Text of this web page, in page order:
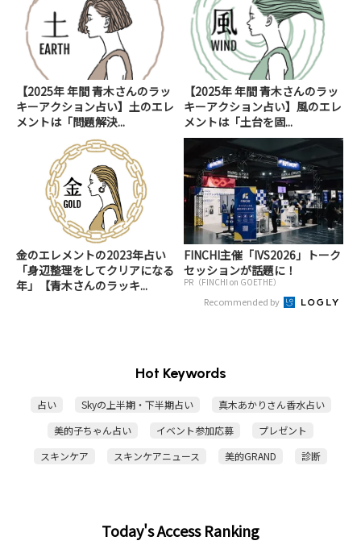
【2025年 年間 青木さんのラッ
キーアクション占い】土のエレ
メントは「問題解決...
【2025年 年間 青木さんのラッ
キーアクション占い】風のエレ
メントは「土台を固...
金のエレメントの2023年占い
「身辺整理をしてクリアになる
年」【青木さんのラッキ...
FINCHI主催「IVS2026」トーク
セッションが話題に！
PR（FINCHI on GOETHE）
Recommended by
Hot Keywords
占い Skyの上半期・下半期占い
真木あかりさん香水占い
美的子ちゃん占い
イベント参加応募
プレゼント
スキンケア
スキンケアニュース 美的GRAND 診断
Today's Access Ranking